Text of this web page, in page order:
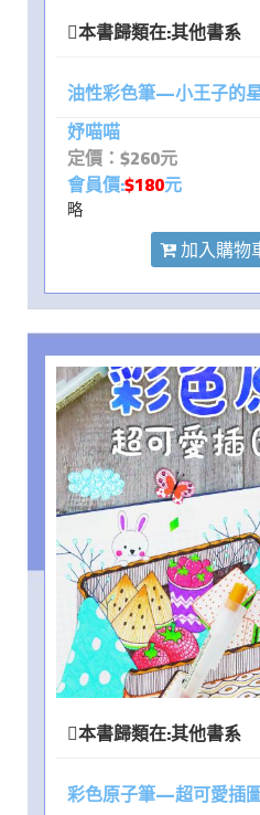
本書歸類在:其他書系
油性彩色筆—小王子的
妤喵喵
定價：$260元
會員價:$180元
略
加入購物
本書歸類在:其他書系
彩色原子筆—超可愛插